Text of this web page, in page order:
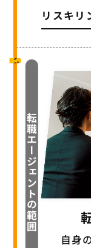
リスキリ
転職エージェントの範囲
自身